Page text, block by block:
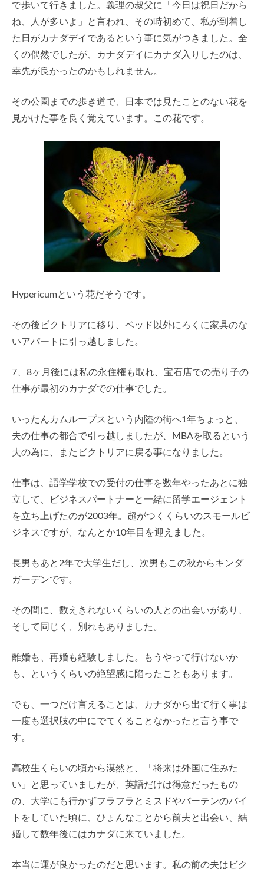
で歩いて行きました。義理の叔父に「今日は祝日だから
ね、人が多いよ」と言われ、その時初めて、私が到着し
た日がカナダデイであるという事に気がつきました。全
くの偶然でしたが、カナダデイにカナダ入りしたのは、
幸先が良かったのかもしれません。
その公園までの歩き道で、日本では見たことのない花を
見かけた事を良く覚えています。この花です。
Hypericumという花だそうです。
その後ビクトリアに移り、ベッド以外にろくに家具のな
いアパートに引っ越しました。
7、8ヶ月後には私の永住権も取れ、宝石店での売り子の
仕事が最初のカナダでの仕事でした。
いったんカムループスという内陸の街へ1年ちょっと、
夫の仕事の都合で引っ越しましたが、MBAを取るという
夫の為に、またビクトリアに戻る事になりました。
仕事は、語学学校での受付の仕事を数年やったあとに独
立して、ビジネスパートナーと一緒に留学エージェント
を立ち上げたのが2003年。超がつくくらいのスモールビ
ジネスですが、なんとか10年目を迎えました。
長男もあと2年で大学生だし、次男もこの秋からキンダ
ガーデンです。
その間に、数えきれないくらいの人との出会いがあり、
そして同じく、別れもありました。
離婚も、再婚も経験しました。もうやって行けないか
も、というくらいの絶望感に陥ったこともあります。
でも、一つだけ言えることは、カナダから出て行く事は
一度も選択肢の中にでてくることなかったと言う事で
す。
高校生くらいの頃から漠然と、「将来は外国に住みた
い」と思っていましたが、英語だけは得意だったもの
の、大学にも行かずフラフラとミスドやバーテンのバイ
トをしていた頃に、ひょんなことから前夫と出会い、結
婚して数年後にはカナダに来ていました。
本当に運が良かったのだと思います。私の前の夫はビク